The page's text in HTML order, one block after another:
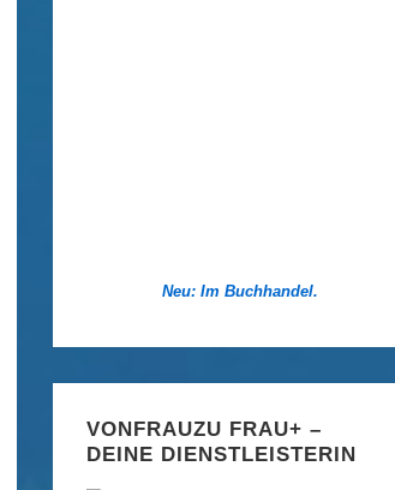
Neu: Im Buchhandel.
VONFRAUZU FRAU+ –
DEINE DIENSTLEISTERIN